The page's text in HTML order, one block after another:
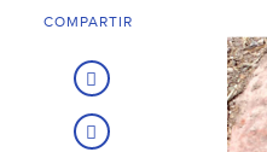
COMPARTIR